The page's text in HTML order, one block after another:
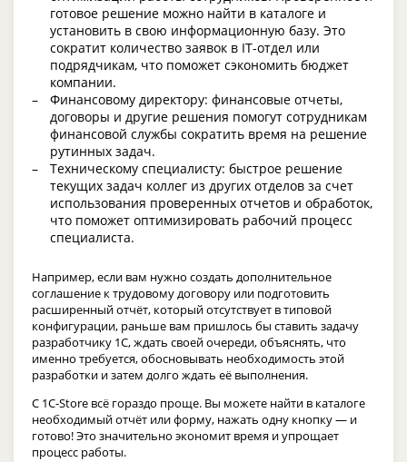
готовое решение можно найти в каталоге и
установить в свою информационную базу. Это
сократит количество заявок в IT-отдел или
подрядчикам, что поможет сэкономить бюджет
компании.
Финансовому директору: финансовые отчеты,
договоры и другие решения помогут сотрудникам
финансовой службы сократить время на решение
рутинных задач.
Техническому специалисту: быстрое решение
текущих задач коллег из других отделов за счет
использования проверенных отчетов и обработок,
что поможет оптимизировать рабочий процесс
специалиста.
Например, если вам нужно создать дополнительное
соглашение к трудовому договору или подготовить
расширенный отчёт, который отсутствует в типовой
конфигурации, раньше вам пришлось бы ставить задачу
разработчику 1С, ждать своей очереди, объяснять, что
именно требуется, обосновывать необходимость этой
разработки и затем долго ждать её выполнения.
С 1С-Store всё гораздо проще. Вы можете найти в каталоге
необходимый отчёт или форму, нажать одну кнопку — и
готово! Это значительно экономит время и упрощает
процесс работы.